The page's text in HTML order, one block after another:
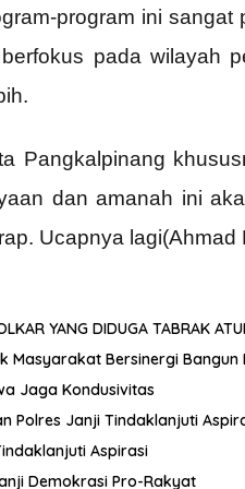
program ini
pada wilayah
Pangkalpinang
dan amanah ini
Ucapnya lagi(Ahmad
YANG DIDUGA TABRAK
Masyarakat Bersinergi Bangun
Jaga Kondusivitas
Polres Janji Tindaklanjuti
Aspirasi
Demokrasi Pro-Rakyat